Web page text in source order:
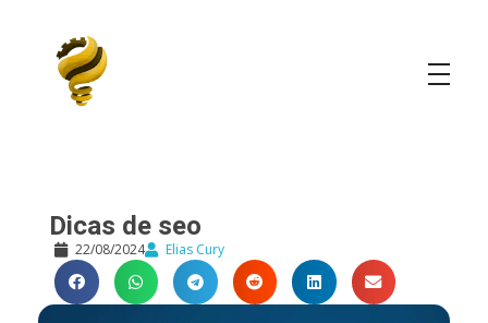
Dicas de seo
22/08/2024 Elias Cury